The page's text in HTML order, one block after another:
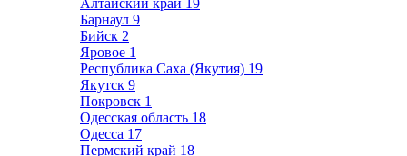
Алтайский край 19
Барнаул 9
Бийск 2
Яровое 1
Республика Саха (Якутия) 19
Якутск 9
Покровск 1
Одесская область 18
Одесса 17
Пермский край 18